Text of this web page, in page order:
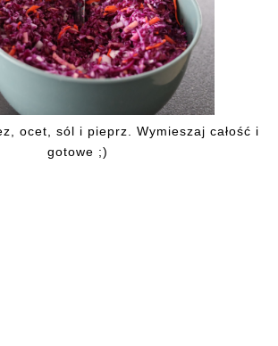
ocet, sól i pieprz. Wymieszaj całość i
gotowe ;)